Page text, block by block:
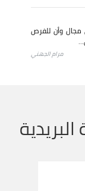
مجال وأن للفرص
مرام الجهني